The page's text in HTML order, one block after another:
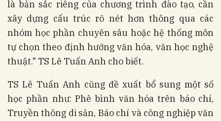
là bản sắc riêng của chương trình đào tạo, cần
xây dựng cấu trúc rõ nét hơn thông qua các
nhóm học phần chuyên sâu hoặc hệ thống môn
tự chọn theo định hướng văn hóa, văn học nghệ
thuật." TS Lê Tuấn Anh cho biết.
TS Lê Tuấn Anh cũng đề xuất bổ sung một số
học phần như: Phê bình văn hóa trên báo chí,
Truyền thông di sản, Báo chí và công nghiệp văn